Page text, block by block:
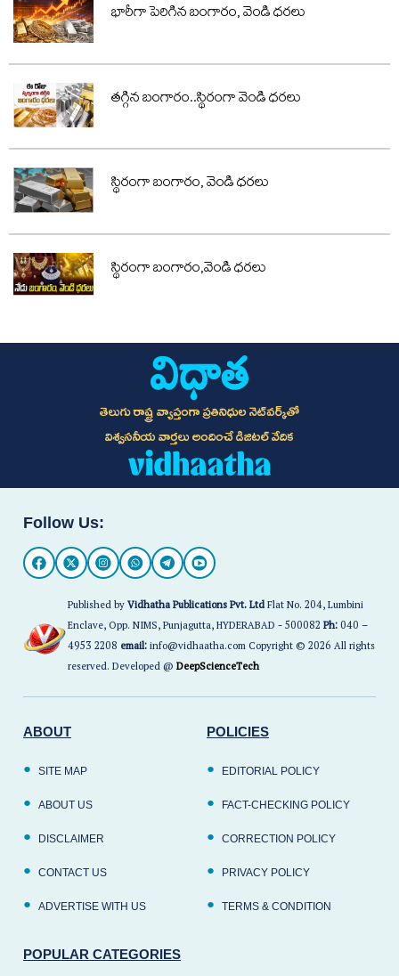
భారీగా పెరిగిన బంగారం, వెండి ధరలు
తగ్గిన బంగారం..స్థిరంగా వెండి ధరలు
స్థిరంగా బంగారం, వెండి ధరలు
స్థిరంగా బంగారం,వెండి ధరలు
తెలుగు రాష్ట్ర వ్యాప్తంగా ప్రతినిధుల నెట్‌వర్క్‌తో
విశ్వసనీయ వార్తలు అందించే డిజిటల్ వేదిక
Follow Us:
Published byVidhatha Publications Pvt. LtdFlat No. 204, Lumbini
Enclave, Opp. NIMS, Punjagutta, HYDERABAD - 500082Ph:040 –
4953 2208 email:info@vidhaatha.com Copyright © 2026 All rights
reserved. Developed @DeepScienceTech
ABOUT
SITE MAP
ABOUT US
DISCLAIMER
CONTACT US
ADVERTISE WITH US
POLICIES
EDITORIAL POLICY
FACT-CHECKING POLICY
CORRECTION POLICY
PRIVACY POLICY
TERMS & CONDITION
POPULAR CATEGORIES